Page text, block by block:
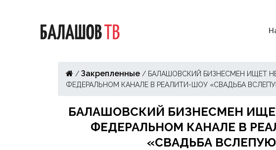
/ Закрепленные / БАЛАШОВСКИЙ БИЗНЕСМЕН ИЩЕТ
ФЕДЕРАЛЬНОМ КАНАЛЕ В РЕАЛИТИ-ШОУ «СВАДЬБА
БАЛАШОВСКИЙ БИЗНЕСМЕН
ФЕДЕРАЛЬНОМ КАНАЛЕ В
«СВАДЬБА